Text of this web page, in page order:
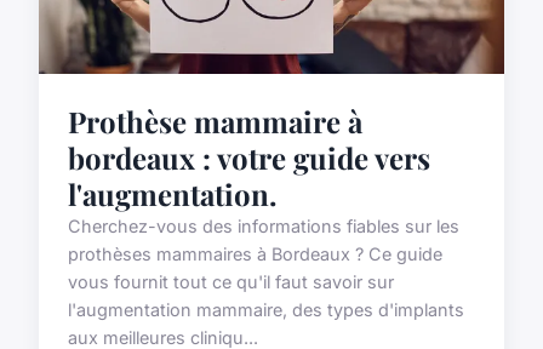
Prothèse mammaire à
bordeaux : votre guide vers
l'augmentation.
Cherchez-vous des informations fiables sur les
prothèses mammaires à Bordeaux ? Ce guide
vous fournit tout ce qu'il faut savoir sur
l'augmentation mammaire, des types d'implants
aux meilleures cliniqu...